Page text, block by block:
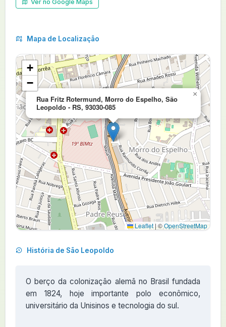
Ver no Google Maps
Mapa de Localização
Rua Fritz Rotermund, Morro do Espelho, São
Leopoldo - RS, 93030-085
×
+
−
Leaflet|©OpenStreetMap
História de São Leopoldo
O berço da colonização alemã no Brasil fundada
em 1824, hoje importante polo econômico,
universitário da Unisinos e tecnologia do sul.